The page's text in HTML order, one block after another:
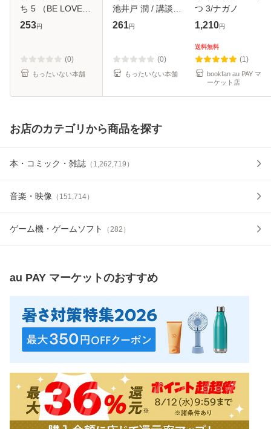
ち 5 （BE LOVE
KC） / 庄司 陽子 /
料】
253円
(0)
もったいない本舗
池井戸 潤 / 講談社
[文庫]【メール便送
261円
(0)
もったいない本舗
つ 3/ナガノ
1,210円
送料無料
(1)
bookfan au PAY マ
ーケット店
お店のカテゴリから商品を探す
本・コミック・雑誌 （ 1,262,719 ）
音楽・映像 （ 151,714）
ゲーム機・ゲームソフト （282 ）
au PAY マーケットのおすすめ